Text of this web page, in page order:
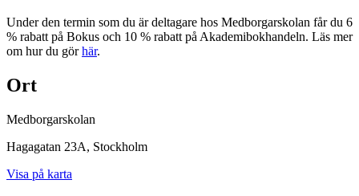
Under den termin som du är deltagare hos Medborgarskolan får du 6
% rabatt på Bokus och 10 % rabatt på Akademibokhandeln. Läs mer
om hur du görhär.
Ort
Medborgarskolan
Hagagatan 23A, Stockholm
Visa på karta